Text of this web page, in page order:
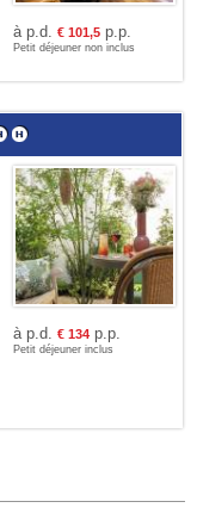
à p.d. € 101,5p.p.
Petit déjeuner non inclus
à p.d. € 134p.p.
Petit déjeuner inclus